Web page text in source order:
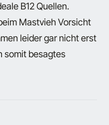
B12 Quellen.
Mastvieh Vorsicht
leider gar nicht erst
somit besagtes